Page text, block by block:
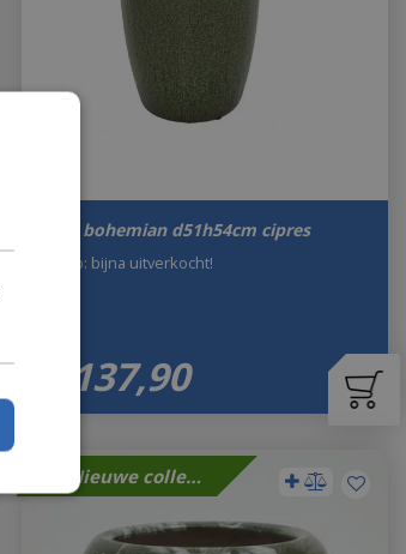
Vaas bohemian d51h54cm cipres
137,90
Let op: bijna uitverkocht!
Nieuwe collectie